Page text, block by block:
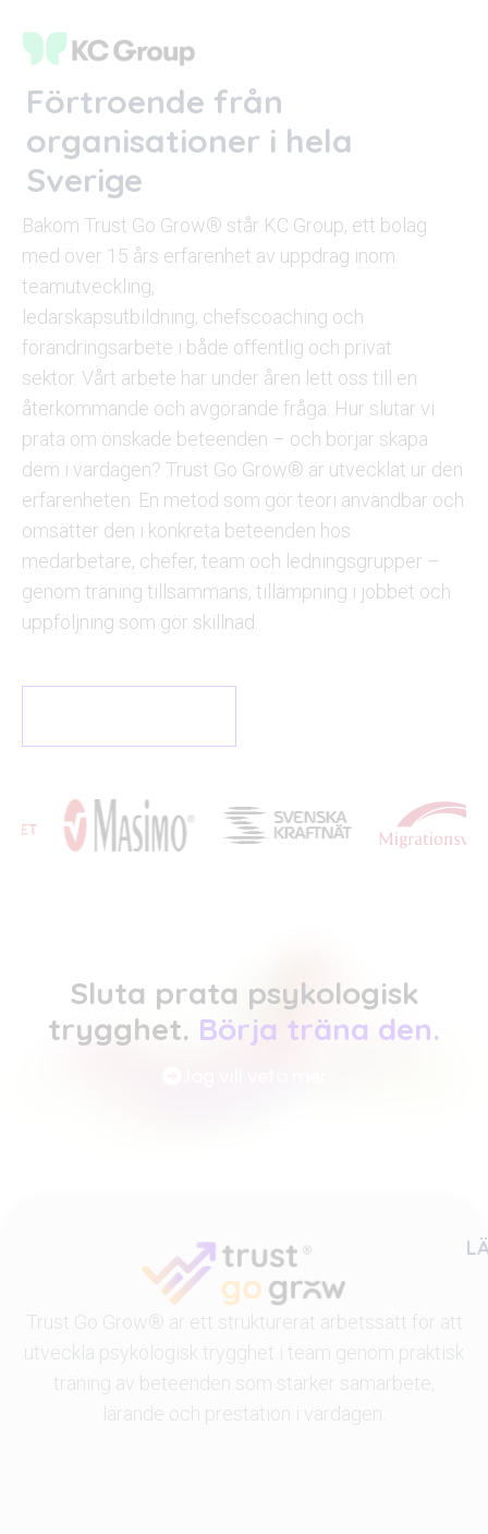
Förtroende från
organisationer i hela
Sverige
Bakom Trust Go Grow® står KC Group, ett bolag
med över 1 5 års erfarenhet av uppdrag inom
teamutveckling,
ledarskapsutbildning, chefscoaching och
förändringsarbete i både offentlig och privat
sektor. Vårt arbete har under åren lett oss till en
återkommande och avgörande fråga: Hur slutar vi
prata om önskade beteenden – och börjar skapa
dem i vardagen? Trust Go Grow® är utvecklat ur den
erfarenheten: En metod som gör teori användbar och
omsätter den i konkreta beteenden hos
medarbetare, chefer, team och ledningsgrupper –
genom träning tillsammans, tillämpning i jobbet och
uppföljning som gör skillnad.
Sluta prata psykologisk
trygghet. Börja träna den.
Trust Go Grow® är ett strukturerat arbetssätt för att
utveckla psykologisk trygghet i team genom praktisk
träning av beteenden som stärker samarbete,
lärande och prestation i vardagen.